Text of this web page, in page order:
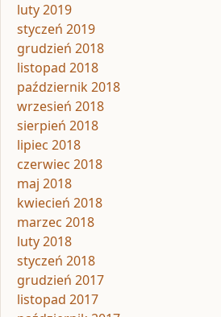
luty 2019
styczeń 2019
grudzień 2018
listopad 2018
październik 2018
wrzesień 2018
sierpień 2018
lipiec 2018
czerwiec 2018
maj 2018
kwiecień 2018
marzec 2018
luty 2018
styczeń 2018
grudzień 2017
listopad 2017